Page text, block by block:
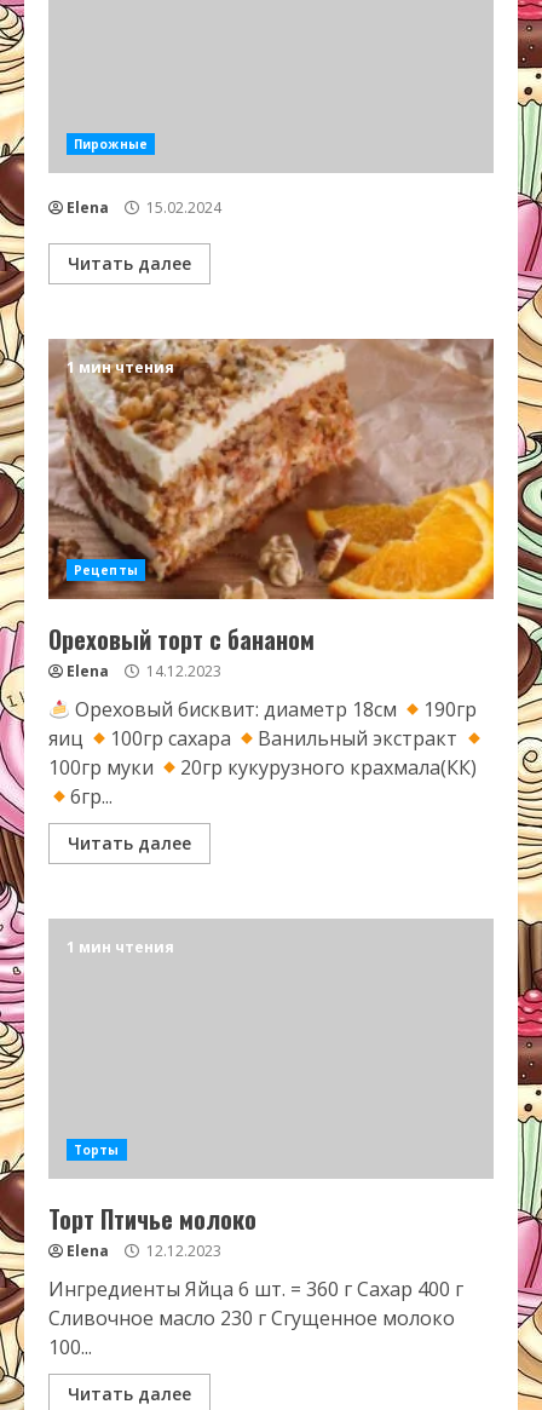
Пирожные
Elena 15.02.2024
Читать далее
1 мин чтения
Рецепты
Ореховый торт с бананом
Elena 14.12.2023
Ореховый бисквит: диаметр 18см
190гр
яиц
100гр сахара
Ванильный экстракт
100гр муки
20гр кукурузного крахмала(КК)
6гр...
Читать далее
1 мин чтения
Торты
Торт Птичье молоко
Elena 12.12.2023
Ингредиенты Яйца 6 шт. = 360 г Сахар 400 г
Сливочное масло 230 г Сгущенное молоко
100...
Читать далее